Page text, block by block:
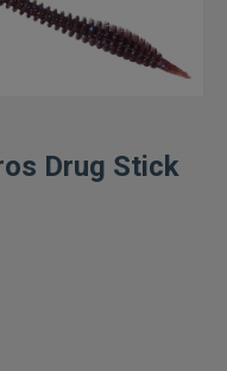
Drug Stick